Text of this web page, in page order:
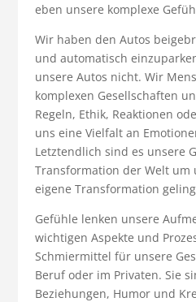
eben unsere komplexe
Wir haben den Autos
und automatisch
unsere Autos nicht. Wir
komplexen Gesellschaften
Regeln, Ethik, Reaktionen
uns eine Vielfalt an
Letztendlich sind es unsere
Transformation der Welt
eigene Transformation
Gefühle lenken unsere
wichtigen Aspekte und
Schmiermittel für unsere
Beruf oder im Privaten. Sie
Beziehungen, Humor und